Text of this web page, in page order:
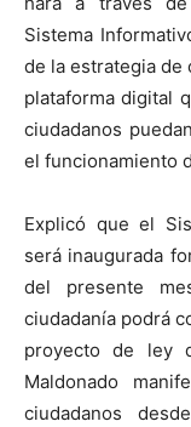
Sistema
de la estrategia de
plataforma digital
ciudadanos
el funcionamiento
Explicó que el
será inaugurada
del presente
ciudadanía podrá
proyecto de ley
Maldonado
ciudadanos